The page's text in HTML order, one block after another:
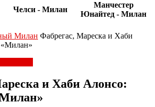
Челси - Милан
Манчестер
Юнайтед - Милан
Милан Фабрегас, Мареска и Хаби
«Милан»
и Хаби Алонсо: